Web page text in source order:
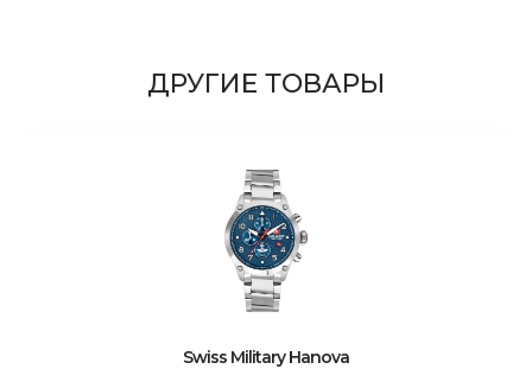
ДРУГИЕ ТОВАРЫ
Swiss Military Hanova